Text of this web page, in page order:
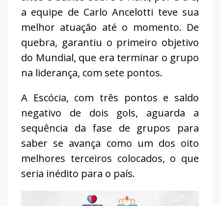
a equipe de Carlo Ancelotti teve sua
melhor atuação até o momento. De
quebra, garantiu o primeiro objetivo
do Mundial, que era terminar o grupo
na liderança, com sete pontos.
A Escócia, com três pontos e saldo
negativo de dois gols, aguarda a
sequência da fase de grupos para
saber se avança como um dos oito
melhores terceiros colocados, o que
seria inédito para o país.